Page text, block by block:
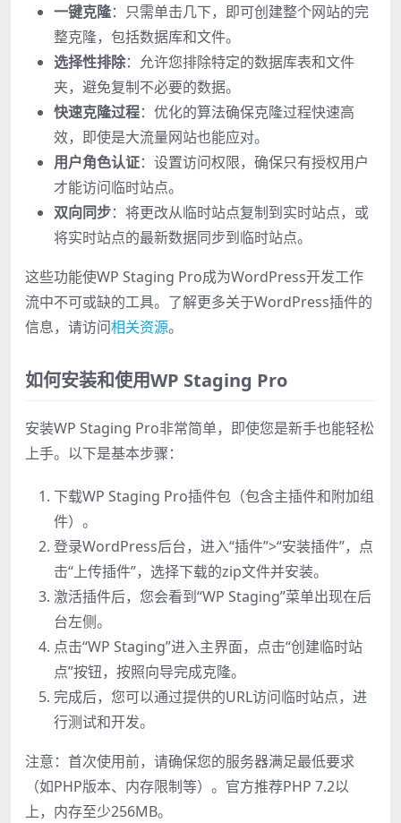
一键克隆：只需单击几下，即可创建整个网站的完
整克隆，包括数据库和文件。
选择性排除：允许您排除特定的数据库表和文件
夹，避免复制不必要的数据。
快速克隆过程：优化的算法确保克隆过程快速高
效，即使是大流量网站也能应对。
用户角色认证：设置访问权限，确保只有授权用户
才能访问临时站点。
双向同步：将更改从临时站点复制到实时站点，或
将实时站点的最新数据同步到临时站点。
这些功能使WP Staging Pro成为WordPress开发工作
流中不可或缺的工具。了解更多关于WordPress插件的
信息，请访问相关资源。
如何安装和使用WP Staging Pro
安装WP Staging Pro非常简单，即使您是新手也能轻松
上手。以下是基本步骤：
下载WP Staging Pro插件包（包含主插件和附加组
件）。
登录WordPress后台，进入“插件”>“安装插件”，点
击“上传插件”，选择下载的zip文件并安装。
激活插件后，您会看到“WP Staging”菜单出现在后
台左侧。
点击“WP Staging”进入主界面，点击“创建临时站
点”按钮，按照向导完成克隆。
完成后，您可以通过提供的URL访问临时站点，进
行测试和开发。
注意：首次使用前，请确保您的服务器满足最低要求
（如PHP版本、内存限制等）。官方推荐PHP 7.2以
上，内存至少256MB。